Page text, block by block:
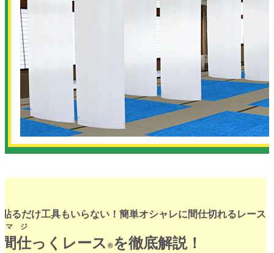
貼るだけ工具もいらない！簡単オシャレに間仕切れるレース
間仕
マジ
っくレース ®を徹底解説！